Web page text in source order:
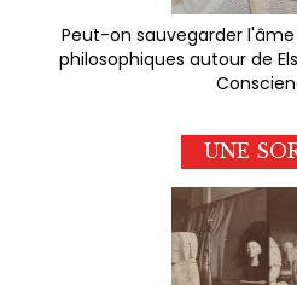
Peut-on sauvegarder
philosophiques autour de
UNE